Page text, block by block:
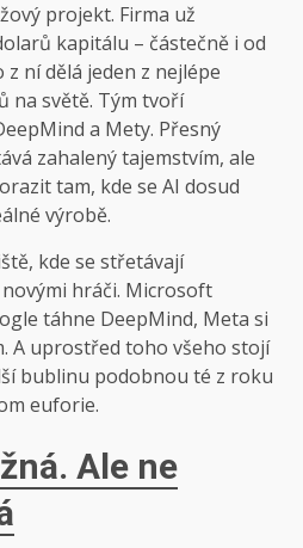
projekt. Firma už
kapitálu – částečně i od
ní dělá jeden z nejlépe
na světě. Tým tvoří
a Mety. Přesný
zahalený tajemstvím, ale
tam, kde se AI dosud
výrobě.
kde se střetávají
hráči. Microsoft
táhne DeepMind, Meta si
A uprostřed toho všeho stojí
bublinu podobnou té z roku
euforie.
Ale ne